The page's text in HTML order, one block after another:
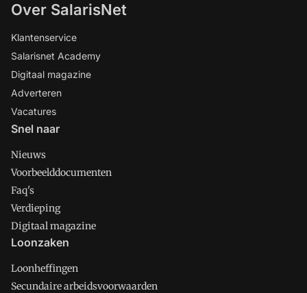
Over SalarisNet
Klantenservice
Salarisnet Academy
Digitaal magazine
Adverteren
Vacatures
Snel naar
Nieuws
Voorbeelddocumenten
Faq's
Verdieping
Digitaal magazine
Loonzaken
Loonheffingen
Secundaire arbeidsvoorwaarden